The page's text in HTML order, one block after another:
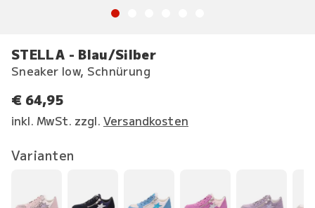
STELLA - Blau/Silber
Sneaker low, Schnürung
€ 64,95
inkl. MwSt. zzgl. Versandkosten
Varianten